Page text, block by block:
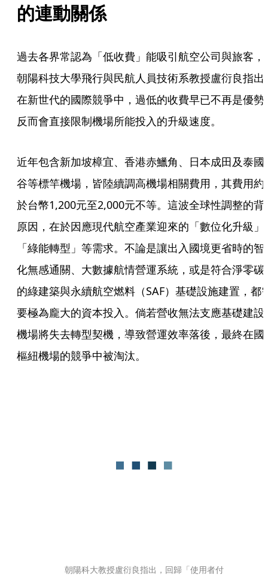
的連動關係
過去各界常認為「低收費」能吸引航空公司與旅客，
朝陽科技大學飛行與民航人員技術系教授盧衍良指出
在新世代的國際競爭中，過低的收費早已不再是優勢
反而會直接限制機場所能投入的升級速度。
近年包含新加坡樟宜、香港赤鱲角、日本成田及泰國
谷等標竿機場，皆陸續調高機場相關費用，其費用約
於台幣1,200元至2,000元不等。這波全球性調整的背
原因，在於因應現代航空產業迎來的「數位化升級」
「綠能轉型」等需求。不論是讓出入國境更省時的智
化無感通關、大數據航情營運系統，或是符合淨零碳
的綠建築與永續航空燃料（SAF）基礎設施建置，都
要極為龐大的資本投入。倘若營收無法支應基礎建設
機場將失去轉型契機，導致營運效率落後，最終在國
樞紐機場的競爭中被淘汰。
朝陽科大教授盧衍良指出，回歸「使用者付